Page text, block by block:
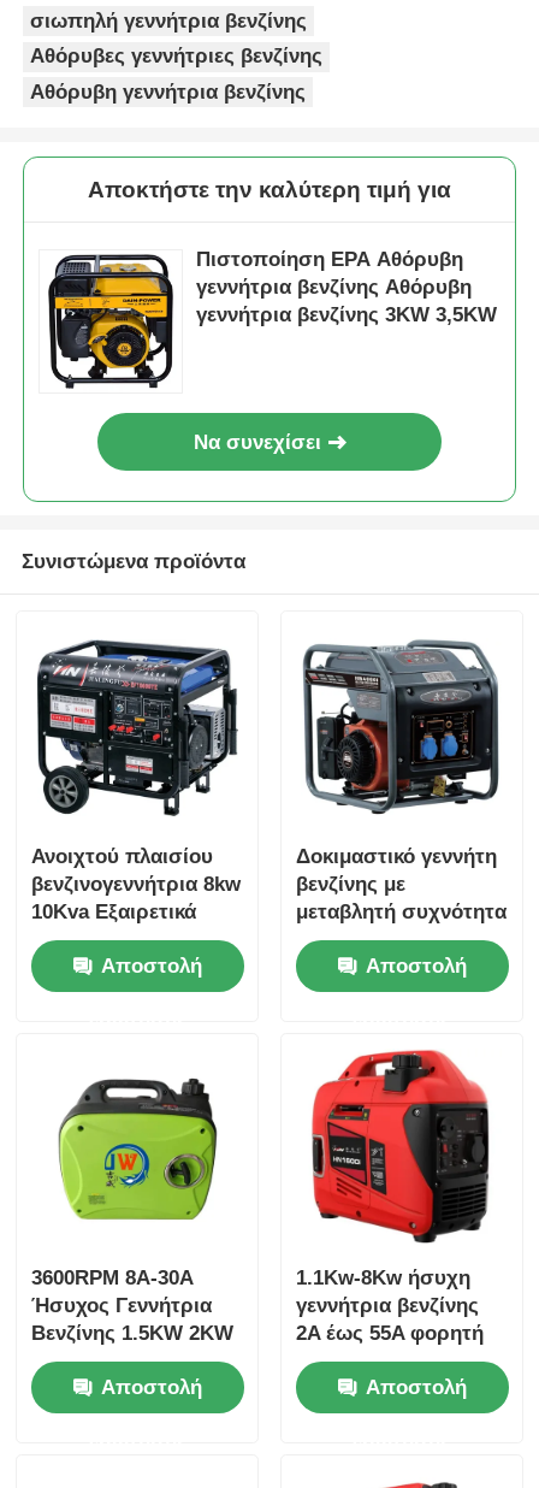
σιωπηλή γεννήτρια βενζίνης
Αθόρυβες γεννήτριες βενζίνης
Αθόρυβη γεννήτρια βενζίνης
Αποκτήστε την καλύτερη τιμή για
Πιστοποίηση EPA Αθόρυβη
γεννήτρια βενζίνης Αθόρυβη
γεννήτρια βενζίνης 3KW 3,5KW
Να συνεχίσει
Συνιστώμενα προϊόντα
Ανοιχτού πλαισίου
βενζινογεννήτρια 8kw
10Kva Εξαιρετικά
αθόρυβη γεννήτρια
βενζίνης για το σπίτι
Αποστολή
Δοκιμαστικό γεννήτη
βενζίνης με
μεταβλητή συχνότητα
3,2 kW 4 kW 5 kW
Αθόρυβος γεννήτης
βενζίνης
Αποστολή
3600RPM 8A-30A
Ήσυχος Γεννήτρια
Βενζίνης 1.5KW 2KW
2.5KW 3KW
Αποστολή
1.1Kw-8Kw ήσυχη
γεννήτρια βενζίνης
2A έως 55A φορητή
γεννήτρια βενζίνης
Αποστολή